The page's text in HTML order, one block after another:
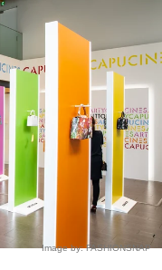
Image by: FASHIONSNAP